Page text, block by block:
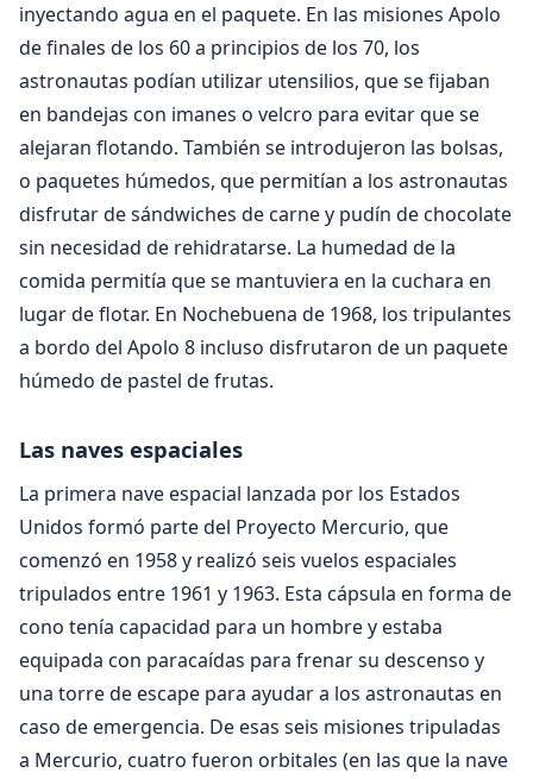
inyectando agua en el paquete. En las misiones Apolo
de finales de los 60 a principios de los 70, los
astronautas podían utilizar utensilios, que se fijaban
en bandejas con imanes o velcro para evitar que se
alejaran flotando. También se introdujeron las bolsas,
o paquetes húmedos, que permitían a los astronautas
disfrutar de sándwiches de carne y pudín de chocolate
sin necesidad de rehidratarse. La humedad de la
comida permitía que se mantuviera en la cuchara en
lugar de flotar. En Nochebuena de 1968, los tripulantes
a bordo del Apolo 8 incluso disfrutaron de un paquete
húmedo de pastel de frutas.
Las naves espaciales
La primera nave espacial lanzada por los Estados
Unidos formó parte del Proyecto Mercurio, que
comenzó en 1958 y realizó seis vuelos espaciales
tripulados entre 1961 y 1963. Esta cápsula en forma de
cono tenía capacidad para un hombre y estaba
equipada con paracaídas para frenar su descenso y
una torre de escape para ayudar a los astronautas en
caso de emergencia. De esas seis misiones tripuladas
a Mercurio, cuatro fueron orbitales (en las que la nave